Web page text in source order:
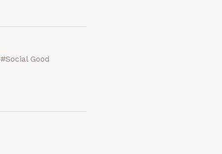
#Social Good